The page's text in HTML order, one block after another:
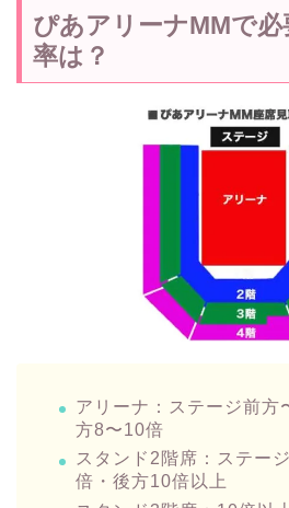
ぴあアリーナMMで
率は？
アリーナ：ステージ前方
方8〜10倍
スタンド2階席：ステー
倍・後方10倍以上